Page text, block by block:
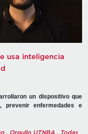
usa inteligencia
un dispositivo que
prevenir enfermedades e
, Orgullo UTNBA , Todas